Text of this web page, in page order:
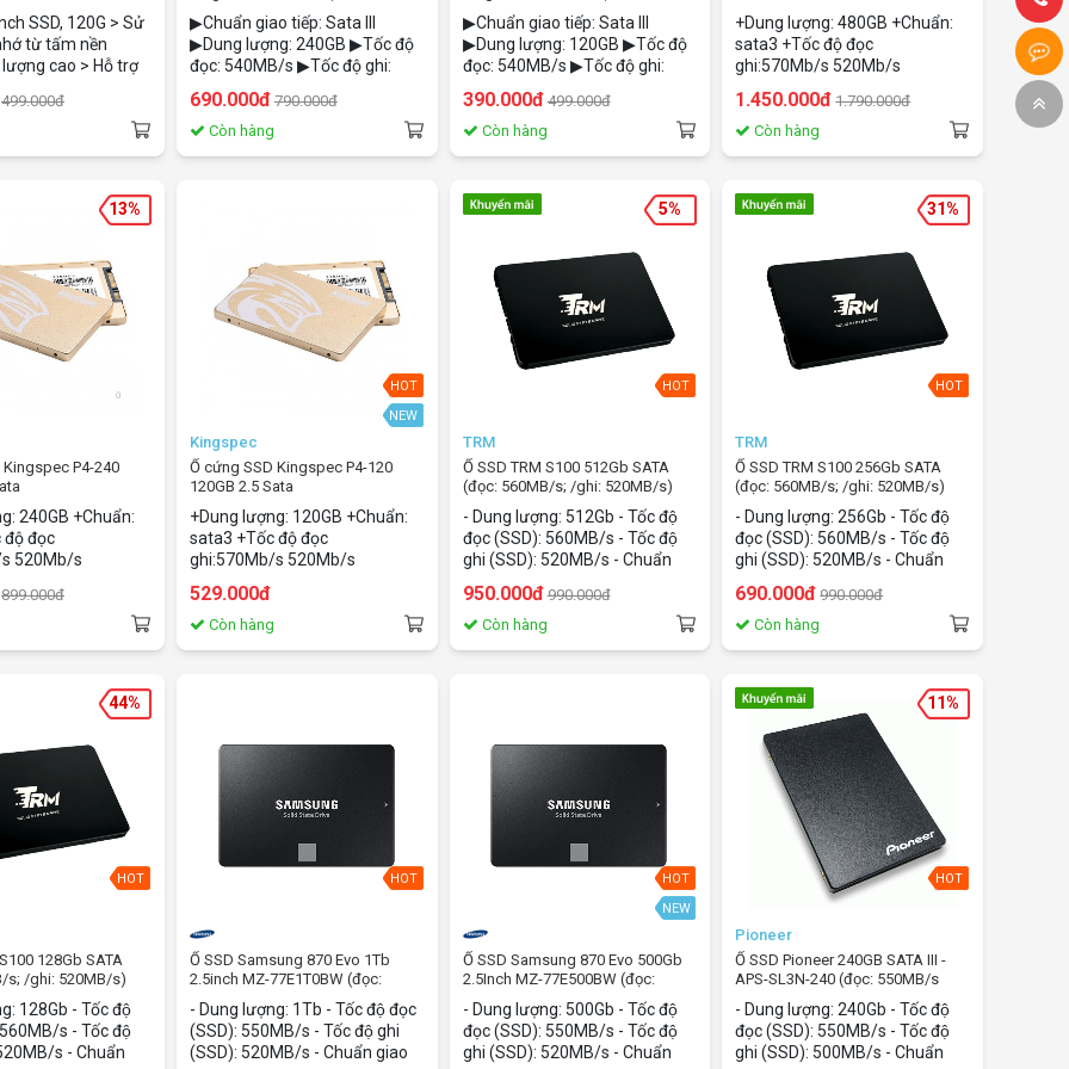
SSD, 120G > Sử
từ tấm nền
cao > Hỗ trợ
550 MB / s >
qua S.M.A.R.T >
tiêu thụ điện năng
tự: Lên đến 550
độ hoạt động
độ lưu trữ
TBW: 60TB
499.000đ
240GB/Sata3)
▶Chuẩn giao tiếp: Sata III
▶Dung lượng: 240GB ▶Tốc độ
đọc: 540MB/s ▶Tốc độ ghi:
(TBW): <100TB
690.000đ 790.000đ
Còn hàng
120GB/Sata3)
▶Chuẩn giao tiếp: Sata III
▶Dung lượng: 120GB ▶Tốc độ
đọc: 540MB/s ▶Tốc độ ghi:
(TBW): <100TB
390.000đ 499.000đ
Còn hàng
+Dung lượng: 480GB +Chuẩn:
sata3 +Tốc độ đọc
ghi:570Mb/s 520Mb/s
1.450.000đ 1.790.000đ
Còn hàng
P4-240
240GB +Chuẩn:
độ đọc
520Mb/s
899.000đ
13%
HOT
NEW
Kingspec
Ổ cứng SSD Kingspec P4-120
120GB 2.5 Sata
+Dung lượng: 120GB +Chuẩn:
sata3 +Tốc độ đọc
ghi:570Mb/s 520Mb/s
529.000đ
Còn hàng
HOT
TRM
Ổ SSD TRM S100 512Gb SATA
(đọc: 560MB/s; /ghi: 520MB/s)
- Dung lượng: 512Gb - Tốc độ
đọc (SSD): 560MB/s - Tốc độ
ghi (SSD): 520MB/s - Chuẩn
2.5Inch
950.000đ 990.000đ
5%
Còn hàng
HOT
TRM
Ổ SSD TRM S100 256Gb SATA
(đọc: 560MB/s; /ghi: 520MB/s)
- Dung lượng: 256Gb - Tốc độ
đọc (SSD): 560MB/s - Tốc độ
ghi (SSD): 520MB/s - Chuẩn
2.5Inch
690.000đ 990.000đ
31%
Còn hàng
HOT
128Gb SATA
s; /ghi: 520MB/s)
128Gb - Tốc độ
s - Tốc độ
s - Chuẩn
44%
HOT
Ổ SSD Samsung 870 Evo 1Tb
2.5inch MZ-77E1T0BW (đọc:
550MB/s /ghi: 520MB/s)
- Dung lượng: 1Tb - Tốc độ đọc
(SSD): 550MB/s - Tốc độ ghi
(SSD): 520MB/s - Chuẩn giao
HOT
NEW
Ổ SSD Samsung 870 Evo 500Gb
2.5Inch MZ-77E500BW (đọc:
550MB/s /ghi: 520MB/s)
- Dung lượng: 500Gb - Tốc độ
đọc (SSD): 550MB/s - Tốc độ
ghi (SSD): 520MB/s - Chuẩn
HOT
Pioneer
Ổ SSD Pioneer 240GB SATA III -
APS-SL3N-240 (đọc: 550MB/s
/ghi: 500MB/s)
- Dung lượng: 240Gb - Tốc độ
đọc (SSD): 550MB/s - Tốc độ
ghi (SSD): 500MB/s - Chuẩn
11%